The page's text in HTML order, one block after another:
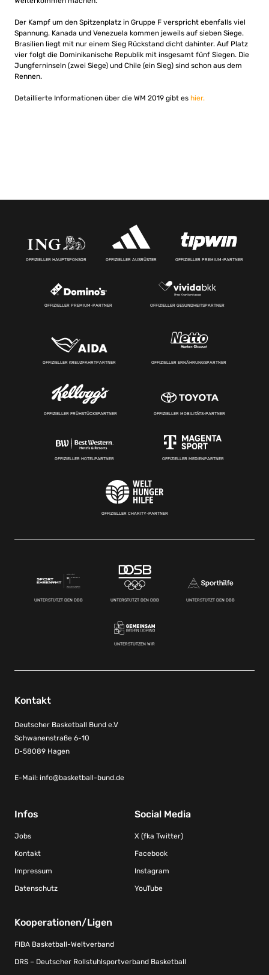
Der Kampf um den Spitzenplatz in Gruppe F verspricht ebenfalls viel
Spannung. Kanada und Venezuela kommen jeweils auf sieben Siege.
Brasilien liegt mit nur einem Sieg Rückstand dicht dahinter. Auf Platz
vier folgt die Dominikanische Republik mit insgesamt fünf Siegen. Die
Jungferninseln (zwei Siege) und Chile (ein Sieg) sind schon aus dem
Rennen.
Detaillierte Informationen über die WM 2019 gibt es hier.
OFFIZIELLER HAUPTSPONSOR OFFIZIELLER AUSRÜSTER OFFIZIELLER PREMIUM-PARTNER
OFFIZIELLER PREMIUM-PARTNER OFFIZIELLER GESUNDHEITSPARTNER
OFFIZIELLER KREUZFAHRTPARTNER OFFIZIELLER ERNÄHRUNGSPARTNER
OFFIZIELLER FRÜHSTÜCKSPARTNER OFFIZIELLER MOBILITÄTS-PARTNER
OFFIZIELLER HOTELPARTNER OFFIZIELLER MEDIENPARTNER
OFFIZIELLER CHARITY-PARTNER
UNTERSTÜTZT DEN DBB UNTERSTÜTZT DEN DBB UNTERSTÜTZT DEN DBB
UNTERSTÜTZEN WIR
Kontakt
Deutscher Basketball Bund e.V
Schwanenstraße 6-10
D-58089 Hagen
E-Mail: info@basketball-bund.de
Infos
Jobs
Kontakt
Impressum
Datenschutz
Social Media
X (fka Twitter)
Facebook
Instagram
YouTube
Kooperationen/Ligen
FIBA Basketball-Weltverband
DRS – Deutscher Rollstuhlsportverband Basketball